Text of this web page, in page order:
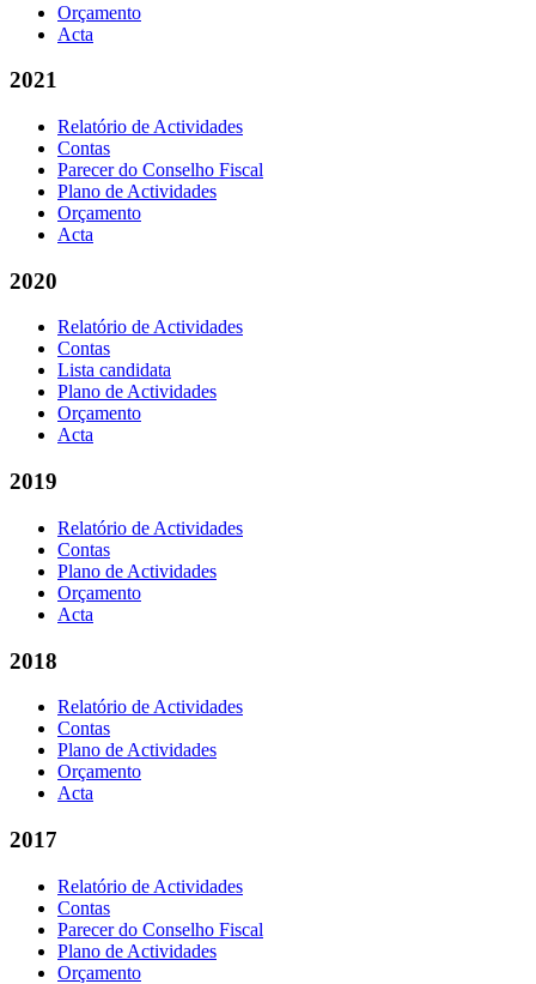
Orçamento
Acta
2021
Relatório de Actividades
Contas
Parecer do Conselho Fiscal
Plano de Actividades
Orçamento
Acta
2020
Relatório de Actividades
Contas
Lista candidata
Plano de Actividades
Orçamento
Acta
2019
Relatório de Actividades
Contas
Plano de Actividades
Orçamento
Acta
2018
Relatório de Actividades
Contas
Plano de Actividades
Orçamento
Acta
2017
Relatório de Actividades
Contas
Parecer do Conselho Fiscal
Plano de Actividades
Orçamento